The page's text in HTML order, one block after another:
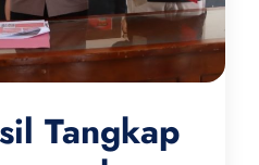
Tangkap